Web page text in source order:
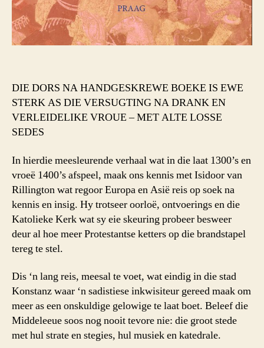
DIE DORS NA HANDGESKREWE BOEKE IS EWE
STERK AS DIE VERSUGTING NA DRANK EN
VERLEIDELIKE VROUE – MET ALTE LOSSE
SEDES
In hierdie meesleurende verhaal wat in die laat 1300’s en
vroeë 1400’s afspeel, maak ons kennis met Isidoor van
Rillington wat regoor Europa en Asië reis op soek na
kennis en insig. Hy trotseer oorloë, ontvoerings en die
Katolieke Kerk wat sy eie skeuring probeer besweer
deur al hoe meer Protestantse ketters op die brandstapel
tereg te stel.
Dis ‘n lang reis, meesal te voet, wat eindig in die stad
Konstanz waar ‘n sadistiese inkwisiteur gereed maak om
meer as een onskuldige gelowige te laat boet. Beleef die
Middeleeue soos nog nooit tevore nie: die groot stede
met hul strate en stegies, hul musiek en katedrale.